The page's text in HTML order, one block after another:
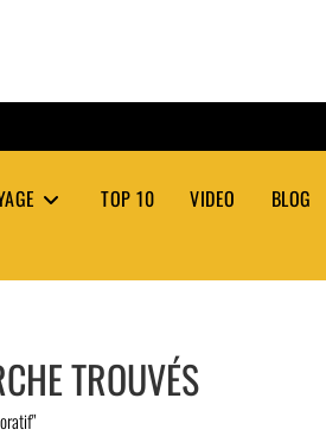
TOP 10 VIDEO BLOG
TROUVÉS